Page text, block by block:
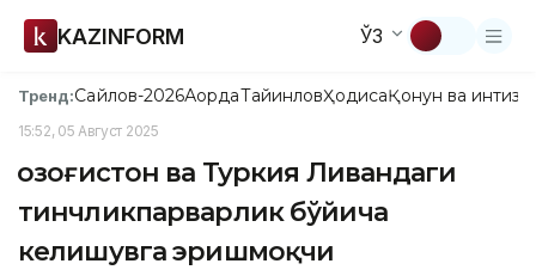
KAZINFORM ЎЗ
Тренд:Сайлов-2026АқордаТайинловҲодисаҚонун ва
15:52, 05 Август 2025
Қозоғистон ва Туркия Ливандаги
тинчликпарварлик бўйича
келишувга эришмоқчи